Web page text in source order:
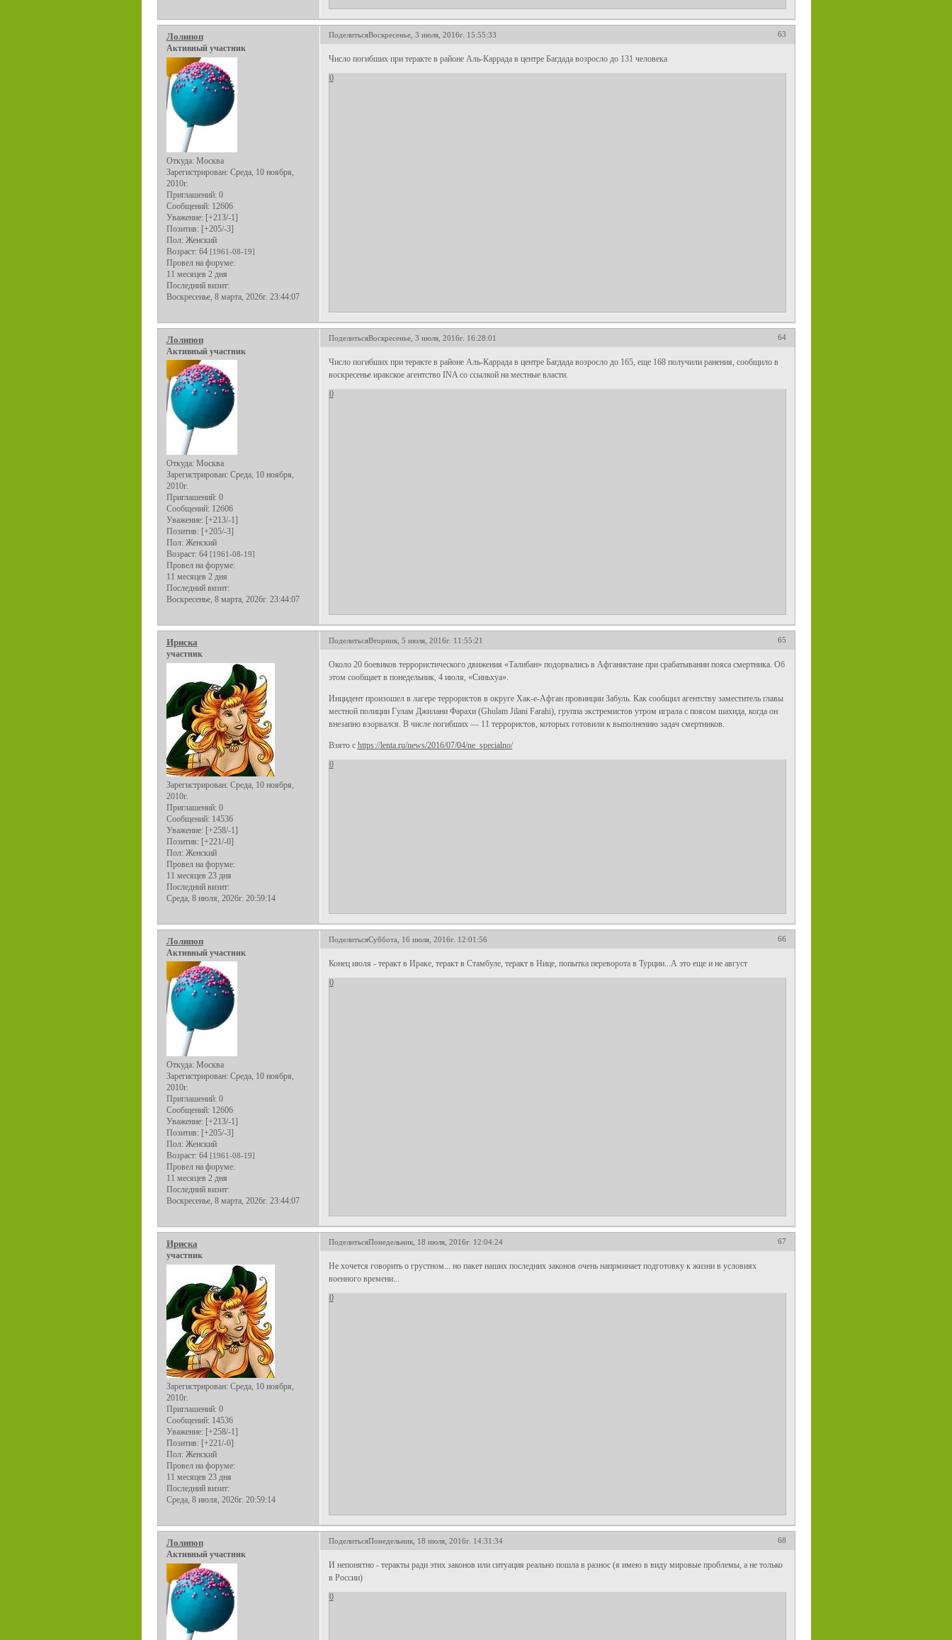
Поделиться 63
Воскресенье, 3 июля, 2016г. 15:55:33
Лолипоп
Активный участник
Откуда: Москва
Зарегистрирован: Среда, 10 ноября,
2010г.
Приглашений: 0
Сообщений: 12606
Уважение: [+213/-1]
Позитив: [+205/-3]
Пол: Женский
Возраст: 64 [1961-08-19]
Провел на форуме:
11 месяцев 2 дня
Последний визит:
Воскресенье, 8 марта, 2026г. 23:44:07
Число погибших при теракте в районе Аль-Каррада в центре Багдада возросло до 131 человека
0
Поделиться 64
Воскресенье, 3 июля, 2016г. 16:28:01
Лолипоп
Активный участник
Откуда:Москва
Зарегистрирован: Среда, 10 ноября,
2010г.
Приглашений:0
Сообщений:12606
Уважение: [+213/-1]
Позитив: [+205/-3]
Пол:Женский
Возраст:64 [1961-08-19]
Провел на форуме:
11 месяцев 2 дня
Последний визит:
Воскресенье, 8 марта, 2026г. 23:44:07
Число погибших при теракте в районе Аль-Каррада в центре Багдада возросло до 165, еще 168 получили ранения, сообщило в
воскресенье иракское агентство INA со ссылкой на местные власти.
0
Поделиться 65
Вторник, 5 июля, 2016г. 11:55:21
Ириска
участник
Зарегистрирован: Среда, 10 ноября,
2010г.
Приглашений:0
Сообщений:14536
Уважение: [+258/-1]
Позитив: [+221/-0]
Пол:Женский
Провел на форуме:
11 месяцев 23 дня
Последний визит:
Среда, 8 июля, 2026г. 20:59:14
Около 20 боевиков террористического движения «Талибан» подорвались в Афганистане при срабатывании пояса смертника. Об
этом сообщает в понедельник, 4 июля, «Синьхуа».
Инцидент произошел в лагере террористов в округе Хак-е-Афган провинции Забуль. Как сообщил агентству заместитель главы
местной полиции Гулам Джилани Фарахи (Ghulam Jilani Farahi), группа экстремистов утром играла с поясом шахида, когда он
внезапно взорвался. В числе погибших — 11 террористов, которых готовили к выполнению задач смертников.
Взято с https://lenta.ru/news/2016/07/04/ne_specialno/
0
Поделиться 66
Суббота, 16 июля, 2016г. 12:01:56
Лолипоп
Активный участник
Откуда:Москва
Зарегистрирован: Среда, 10 ноября,
2010г.
Приглашений:0
Сообщений:12606
Уважение: [+213/-1]
Позитив: [+205/-3]
Пол:Женский
Возраст:64 [1961-08-19]
Провел на форуме:
11 месяцев 2 дня
Последний визит:
Воскресенье, 8 марта, 2026г. 23:44:07
Конец июля - теракт в Ираке, теракт в Стамбуле, теракт в Нице, попытка переворота в Турции...А это еще и не август
0
Поделиться 67
Понедельник, 18 июля, 2016г. 12:04:24
Ириска
участник
Зарегистрирован: Среда, 10 ноября,
2010г.
Приглашений:0
Сообщений:14536
Уважение: [+258/-1]
Позитив: [+221/-0]
Пол:Женский
Провел на форуме:
11 месяцев 23 дня
Последний визит:
Среда, 8 июля, 2026г. 20:59:14
Не хочется говорить о грустном... но пакет наших последних законов очень напрминает подготовку к жизни в условиях
военного времени...
0
Поделиться 68
Понедельник, 18 июля, 2016г. 14:31:34
Лолипоп
Активный участник
И непонятно - теракты ради этих законов или ситуация реально пошла в разнос (я имею в виду мировые проблемы, а не только
в России)
0